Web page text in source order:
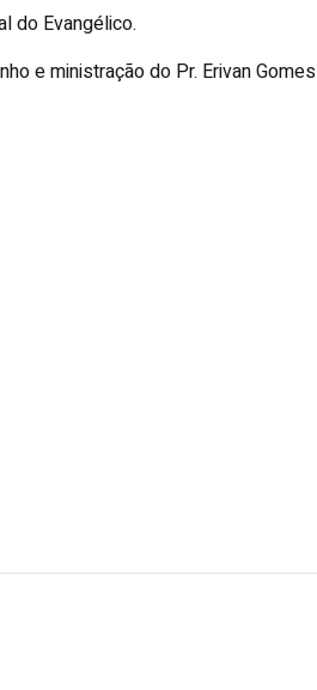
do Evangélico.
e ministração do Pr. Erivan Gomes